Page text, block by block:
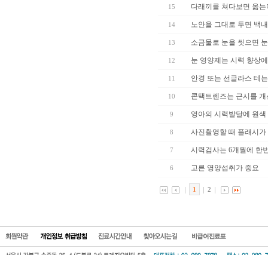
15 다래끼를 쳐다보면 옮는
14 노안을 그대로 두면 백
13 소금물로 눈을 씻으면
12 눈 영양제는 시력 향상
11 안경 또는 선글라스 테
10 콘택트렌즈는 근시를 개
9 영아의 시력발달에 원색
8 사진촬영할 때 플래시
7 시력검사는 6개월에 한
6 고른 영양섭취가 중요
1 2
회원약관 개인정보 보호방 진료시간안 찾아오시는길 비급여진료표